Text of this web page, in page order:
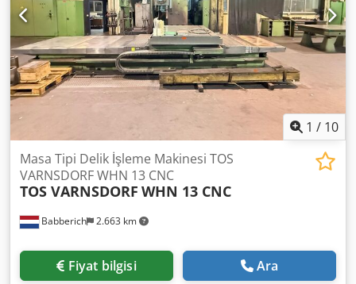
1 / 10
Babberich 2.663 km
Masa Tipi Delik İşleme Makinesi TOS
VARNSDORF WHN 13 CNC
TOS VARNSDORF WHN 13 CNC
Fiyat bilgisi Ara